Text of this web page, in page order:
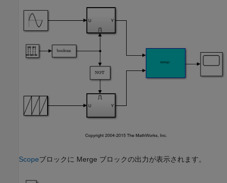
Scopeブロックに Merge ブロックの出力が表示されます。